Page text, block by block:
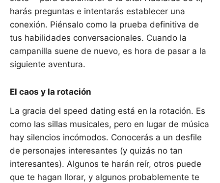
harás preguntas e intentarás establecer una
conexión. Piénsalo como la prueba definitiva de
tus habilidades conversacionales. Cuando la
campanilla suene de nuevo, es hora de pasar a la
siguiente aventura.
El caos y la rotación
La gracia del speed dating está en la rotación. Es
como las sillas musicales, pero en lugar de música
hay silencios incómodos. Conocerás a un desfile
de personajes interesantes (y quizás no tan
interesantes). Algunos te harán reír, otros puede
que te hagan llorar, y algunos probablemente te